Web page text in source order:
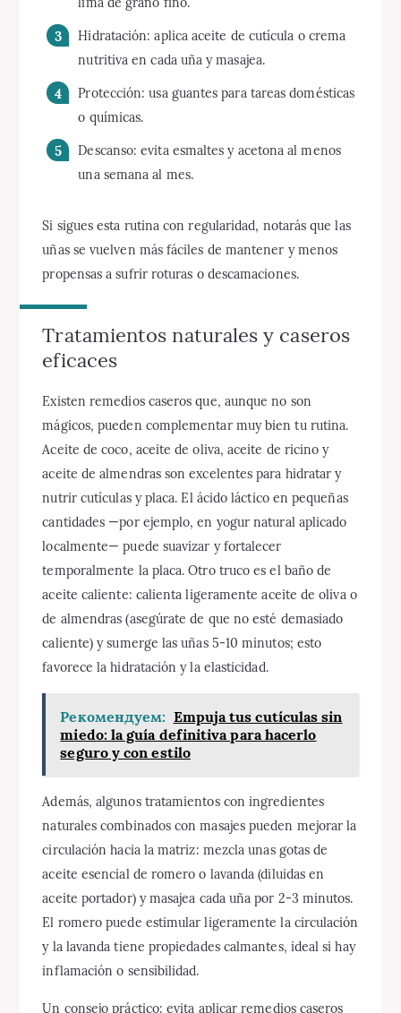
Hidratación: aplica aceite de cutícula o crema
nutritiva en cada uña y masajea.
Protección: usa guantes para tareas domésticas
o químicas.
Descanso: evita esmaltes y acetona al menos
una semana al mes.
Si sigues esta rutina con regularidad, notarás que las
uñas se vuelven más fáciles de mantener y menos
propensas a sufrir roturas o descamaciones.
Tratamientos naturales y caseros
eficaces
Existen remedios caseros que, aunque no son
mágicos, pueden complementar muy bien tu rutina.
Aceite de coco, aceite de oliva, aceite de ricino y
aceite de almendras son excelentes para hidratar y
nutrir cutículas y placa. El ácido láctico en pequeñas
cantidades —por ejemplo, en yogur natural aplicado
localmente— puede suavizar y fortalecer
temporalmente la placa. Otro truco es el baño de
aceite caliente: calienta ligeramente aceite de oliva o
de almendras (asegúrate de que no esté demasiado
caliente) y sumerge las uñas 5-10 minutos; esto
favorece la hidratación y la elasticidad.
Рекомендуем: Empuja tus cutículas sin
miedo: la guía definitiva para hacerlo
seguro y con estilo
Además, algunos tratamientos con ingredientes
naturales combinados con masajes pueden mejorar la
circulación hacia la matriz: mezcla unas gotas de
aceite esencial de romero o lavanda (diluidas en
aceite portador) y masajea cada uña por 2-3 minutos.
El romero puede estimular ligeramente la circulación
y la lavanda tiene propiedades calmantes, ideal si hay
inflamación o sensibilidad.
Un consejo práctico: evita aplicar remedios caseros